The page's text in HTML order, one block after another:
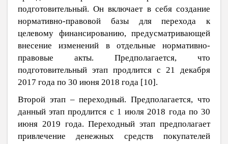
подготовительный. Он включает в себя создание
нормативно-правовой базы для перехода к
целевому финансированию, предусматривающей
внесение изменений в отдельные нормативно-
правовые акты. Предполагается, что
подготовительный этап продлится с 21 декабря
2017 года по 30 июня 2018 года [10].
Второй этап ‒ переходный. Предполагается, что
данный этап продлится с 1 июля 2018 года по 30
июня 2019 года. Переходный этап предполагает
привлечение денежных средств покупателей